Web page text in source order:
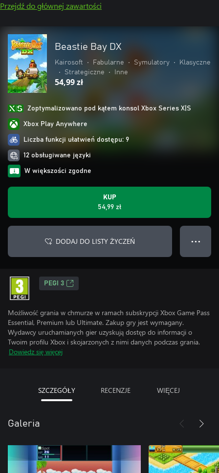
Przejdź do głównej zawartości
Beastie Bay DX
Kairosoft • Fabularne • Symulatory •
Klasyczne
•
Strategiczne • Inne
54,99 zł
Zoptymalizowano pod kątem konsol Xbox Series X|S
Xbox Play Anywhere
Liczba funkcji ułatwień dostępu: 9
12 obsługiwane języki
W większości zgodne
KUP
54,99 zł
DODAJ DO LISTY ŻYCZEŃ ● ● ●
PEGI 3
Możliwość grania w chmurze w ramach subskrypcji Xbox Game Pass
Essential, Premium lub Ultimate. Zakup gry jest wymagany.
Wydawcy uruchamianych gier uzyskują dostęp do informacji o
Twoim profilu Xbox i skojarzonych z nimi danych podczas grania.
Dowiedz się więcej
SZCZEGÓŁY RECENZJE WIĘCEJ
Galeria